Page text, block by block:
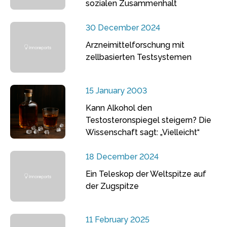
sozialen Zusammenhalt
30 December 2024
Arzneimittelforschung mit
zellbasierten Testsystemen
15 January 2003
Kann Alkohol den
Testosteronspiegel steigern? Die
Wissenschaft sagt: „Vielleicht“
18 December 2024
Ein Teleskop der Weltspitze auf
der Zugspitze
11 February 2025